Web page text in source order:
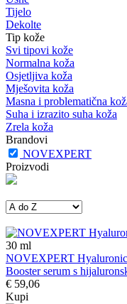
Tijelo
Dekolte
Tip kože
Svi tipovi kože
Normalna koža
Osjetljiva koža
Mješovita koža
Masna i problematična
Suha i izrazito suha koža
Zrela koža
Brandovi
NOVEXPERT
Proizvodi
30 ml
NOVEXPERT
Booster serum s
€ 59,06
Kupi